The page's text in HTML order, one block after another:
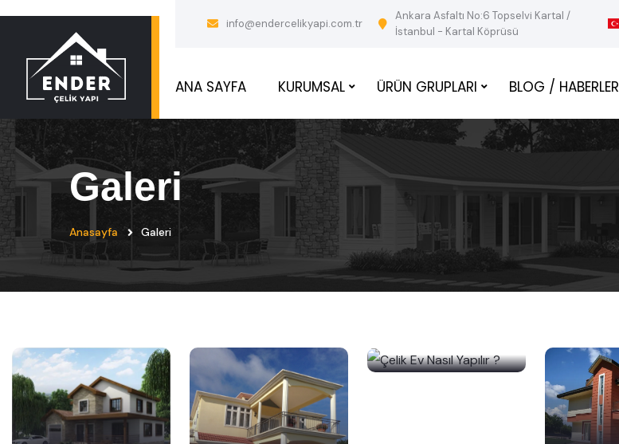
info@endercelikyapi.com.tr
Ankara Asfaltı No:6 Topselvi Kartal /
İstanbul - Kartal Köprüsü
ANA SAYFA KURUMSAL ÜRÜN GRUPLARI BLOG / HABERLER
Galeri
Anasayfa Galeri